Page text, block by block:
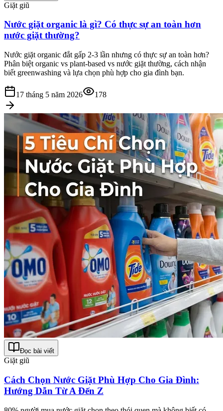
Giặt giũ
Nước giặt organic là gì? Có thực sự an toàn hơn
nước giặt thường?
Nước giặt organic đắt gấp 2-3 lần nhưng có thực sự an toàn hơn?
Phân biệt organic vs plant-based vs nước giặt thường, cách nhận
biết greenwashing và lựa chọn phù hợp cho gia đình bạn.
17 tháng 5 năm 2026 178
Đọc bài viết
Giặt giũ
Cách Chọn Nước Giặt Phù Hợp Cho Gia Đình:
Hướng Dẫn Từ A Đến Z